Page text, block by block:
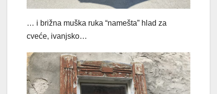
… i brižna muška ruka “namešta” hlad za
cveće, ivanjsko…